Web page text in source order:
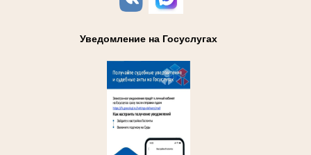
Уведомление на Госуслугах